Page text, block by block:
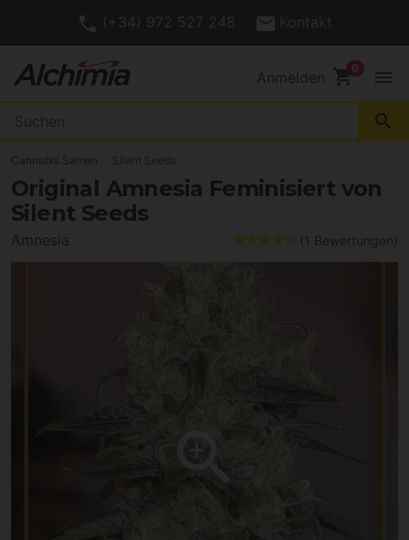
(+34) 972 527 248 Kontakt
Anmelden shopping_cart menu
search
Cannabis Samen Silent Seeds
Original Amnesia Feminisiert von
Silent Seeds
Amnesia (1 Bewertungen)